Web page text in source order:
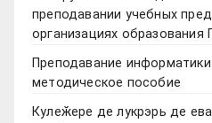
преподавании учебных
организациях
Преподавание информатики
методическое пособие
Кулеӂере де лукрэрь де